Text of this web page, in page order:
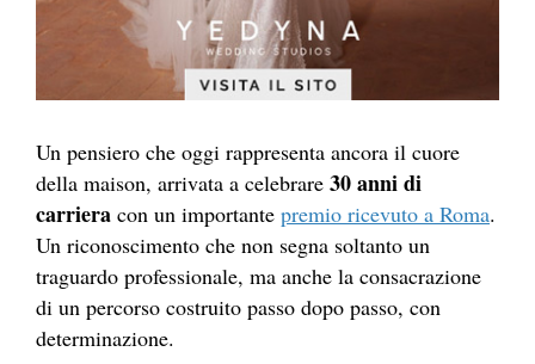
Un pensiero che oggi rappresenta ancora il cuore
della maison, arrivata a celebrare 30 anni di
carriera con un importante premio ricevuto a Roma.
Un riconoscimento che non segna soltanto un
traguardo professionale, ma anche la consacrazione
di un percorso costruito passo dopo passo, con
determinazione.